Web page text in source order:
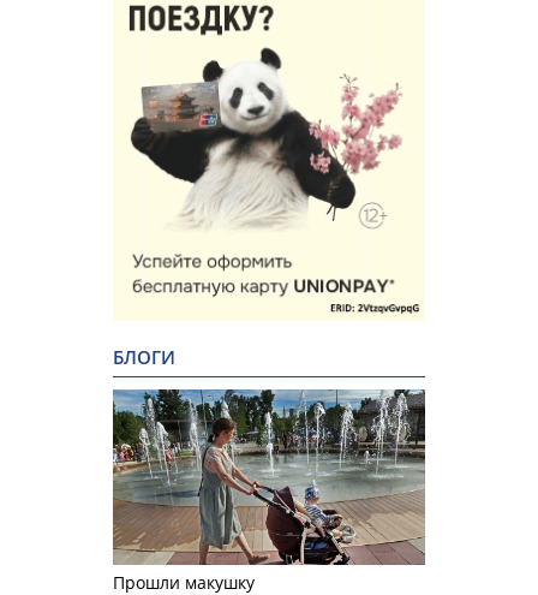
БЛОГИ
Прошли макушку